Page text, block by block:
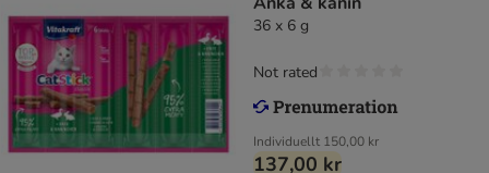
36 x 6 g
Individuellt 150,00 kr
137,00 kr
Not rated